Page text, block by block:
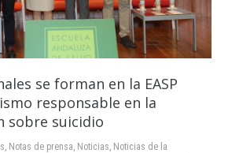
se forman en la EASP
responsable en la
sobre suicidio
Notas de prensa Noticias Noticias de la